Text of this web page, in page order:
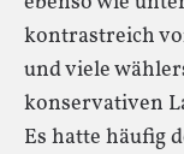
kontrastreich
und viele
konservativen
Es hatte häufig